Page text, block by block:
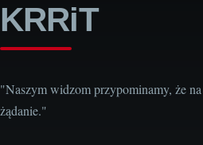
KRRiT
"Naszym widzom przypominamy, że
żądanie."